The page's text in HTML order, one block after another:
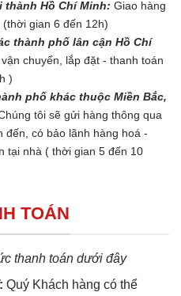
thành Hồ Chí Minh: Giao hàng
gian 6 đến 12h)
thành phố lân cận Hồ Chí
chuyển, lắp đặt - thanh toán
)
phố khác thuộc Miền Bắc,
tôi sẽ gửi hàng thông qua
đến, có bảo lãnh hàng hoá -
tại nhà ( thời gian 5 đến 10
TOÁN
thanh toán dưới đây
Quý Khách hàng có thể